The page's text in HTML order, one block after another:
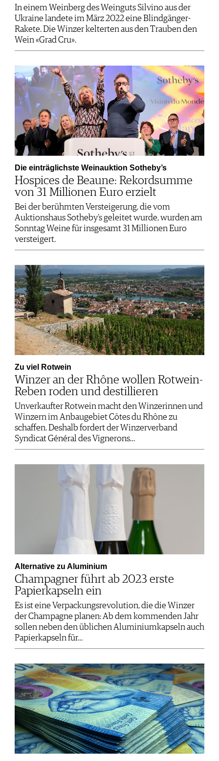
In einem Weinberg des Weinguts Silvino aus der
Ukraine landete im März 2022 eine Blindgänger-
Rakete. Die Winzer kelterten aus den Trauben den
Wein «Grad Cru».
Die einträglichste Weinauktion Sotheby’s
Hospices de Beaune: Rekordsumme
von 31 Millionen Euro erzielt
Bei der berühmten Versteigerung, die vom
Auktionshaus Sotheby’s geleitet wurde, wurden am
Sonntag Weine für insgesamt 31 Millionen Euro
versteigert.
Zu viel Rotwein
Winzer an der Rhône wollen Rotwein-
Reben roden und destillieren
Unverkaufter Rotwein macht den Winzerinnen und
Winzern im Anbaugebiet Côtes du Rhône zu
schaffen. Deshalb fordert der Winzerverband
Syndicat Général des Vignerons…
Alternative zu Aluminium
Champagner führt ab 2023 erste
Papierkapseln ein
Es ist eine Verpackungsrevolution, die die Winzer
der Champagne planen: Ab dem kommenden Jahr
sollen neben den üblichen Aluminiumkapseln auch
Papierkapseln für…